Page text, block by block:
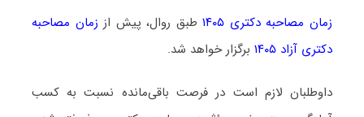
زمان مصاحبه دکتری ۱۴۰۵ طبق روال، پیش از زمان مصاحبه
دکتری آزاد ۱۴۰۵
برگزار خواهد شد.
داوطلبان لازم است در فرصت باقی‌مانده نسبت به کسب